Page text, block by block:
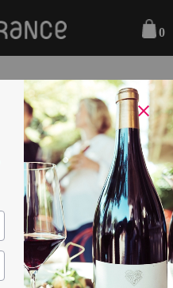
0